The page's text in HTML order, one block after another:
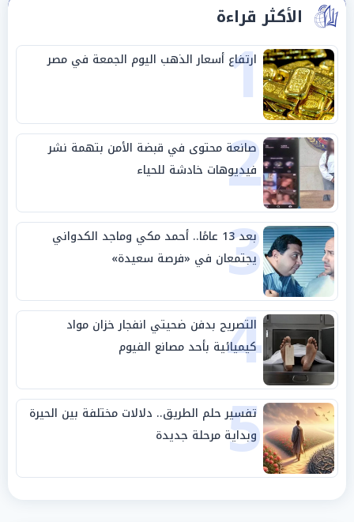
الأكثر قراءة
1
ارتفاع أسعار الذهب اليوم الجمعة في مصر
2
صانعة محتوى في قبضة الأمن بتهمة نشر
فيديوهات خادشة للحياء
3 بعد 13 عامًا.. أحمد مكي وماجد الكدواني
يجتمعان في «فرصة سعيدة»
4
التصريح بدفن ضحيتي انفجار خزان مواد
كيميائية بأحد مصانع الفيوم
5
تفسير حلم الطريق.. دلالات مختلفة بين الحيرة
وبداية مرحلة جديدة